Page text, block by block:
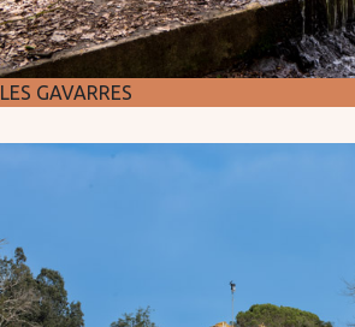
LES GAVARRES